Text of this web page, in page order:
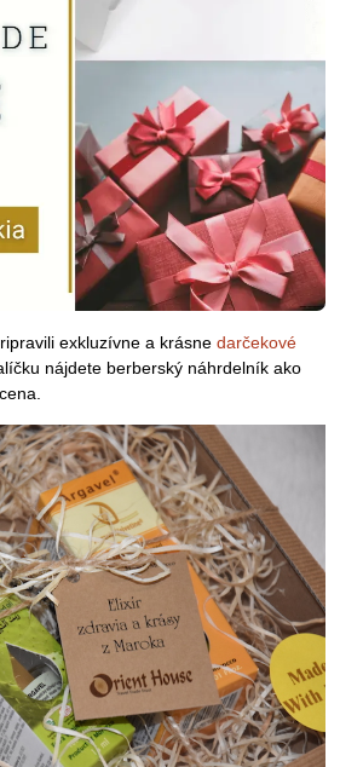
exkluzívne a krásne darčekové
nájdete berberský náhrdelník ako